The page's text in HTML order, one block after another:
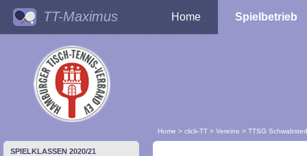
TT-Maximus Home Spielbetrieb
Home > click-TT > Vereine > TTSG
SPIELKLASSEN 2020/21